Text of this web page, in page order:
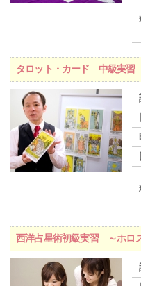
タロット・カード 中級実習
西洋占星術初級実習 ～ホロ